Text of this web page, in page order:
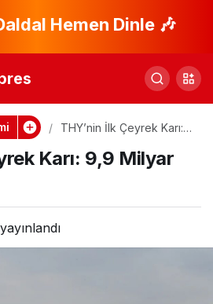
Hemen Dinle 🎶
THY’nin İlk Çeyrek Karı:
Karı: 9,9 Milyar
yayınlandı
Paylaş